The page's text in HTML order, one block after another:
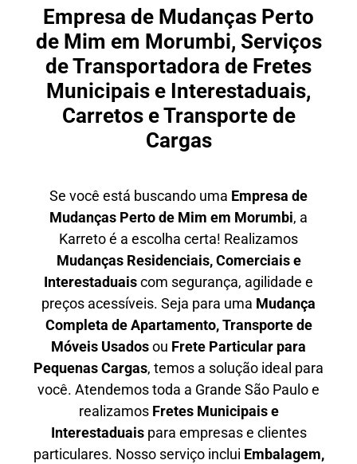
Empresa de Mudanças Perto
de Mim em Morumbi, Serviços
de Transportadora de Fretes
Municipais e Interestaduais,
Carretos e Transporte de
Cargas
Se você está buscando uma Empresa de
Mudanças Perto de Mim em Morumbi, a
Karreto é a escolha certa! Realizamos
Mudanças Residenciais, Comerciais e
Interestaduaiscom segurança, agilidade e
preços acessíveis. Seja para uma Mudança
Completa de Apartamento, Transporte de
Móveis Usadosou Frete Particular para
Pequenas Cargas, temos a solução ideal para
você. Atendemostoda a Grande São Pauloe
realizamos Fretes Municipais e
Interestaduaispara empresas e clientes
particulares. Nosso serviço inclui Embalagem,